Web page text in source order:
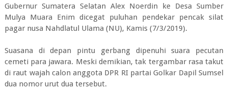
Gubernur Sumatera Selatan Alex Noerdin ke Desa Sumber
Mulya Muara Enim dicegat puluhan pendekar pencak silat
pagar nusa Nahdlatul Ulama (NU), Kamis (7/3/2019).
Suasana di depan pintu gerbang dipenuhi suara pecutan
cemeti para jawara. Meski demikian, tak tergambar rasa takut
di raut wajah calon anggota DPR RI partai Golkar Dapil Sumsel
dua nomor urut dua tersebut.